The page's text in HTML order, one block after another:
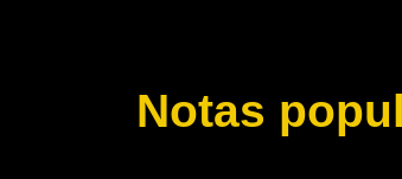
Notas